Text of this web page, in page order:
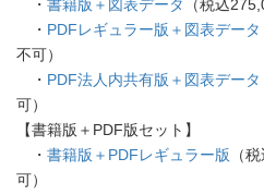
・ 書籍版＋図表データ
（税込
・ PDFレギュラー版＋図表データ
不可）
・ PDF法人内共有版＋図表データ
可）
【書籍版＋PDF版セット】
・ 書籍版＋PDFレギュラー版 （
可）